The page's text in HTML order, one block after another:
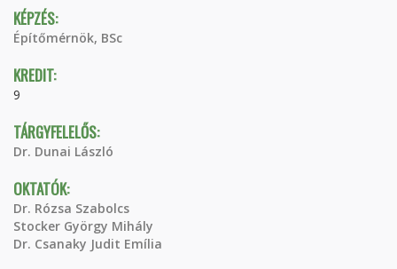
KÉPZÉS:
Építőmérnök, BSc
KREDIT:
9
TÁRGYFELELŐS:
Dr. Dunai László
OKTATÓK:
Dr. Rózsa Szabolcs
Stocker György Mihály
Dr. Csanaky Judit Emília